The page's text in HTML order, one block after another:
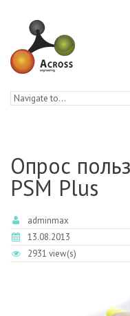
Опрос
PSM Plus
adminmax
13.08.2013
2931 view(s)